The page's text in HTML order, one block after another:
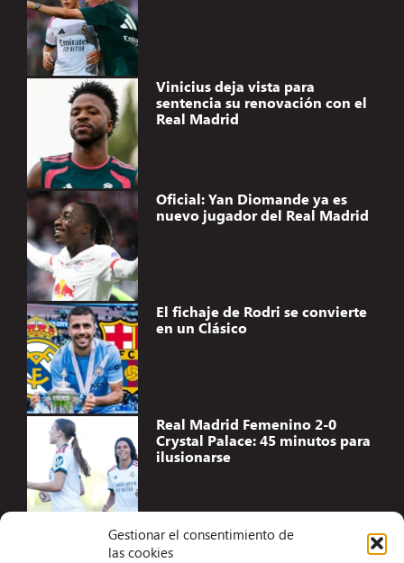
Gestionar el consentimiento de
las cookies
Vinicius deja vista para
sentencia su renovación con el
Real Madrid
Oficial: Yan Diomande ya es
nuevo jugador del Real Madrid
El fichaje de Rodri se convierte
en un Clásico
Real Madrid Femenino 2-0
Crystal Palace: 45 minutos para
ilusionarse